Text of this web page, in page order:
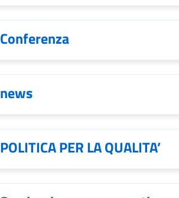
Conferenza
news
POLITICA PER LA QUALITA’